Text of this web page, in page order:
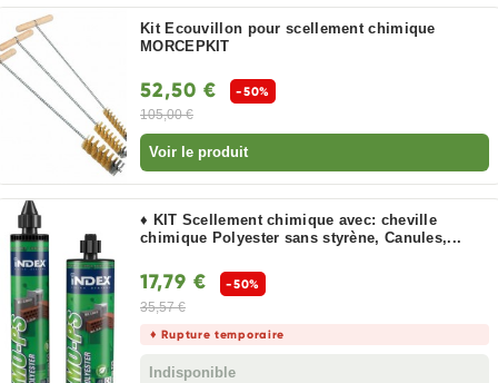
Kit Ecouvillon pour scellement chimique
MORCEPKIT
52,50 €
-50%
105,00 €
Voir le produit
♦ KIT Scellement chimique avec: cheville
chimique Polyester sans styrène, Canules,...
17,79 €
-50%
35,57 €
♦ Rupture temporaire
Indisponible